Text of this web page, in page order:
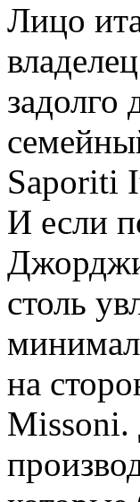
Лицо
задолго
Saporiti
И если
столь
на
Missoni.